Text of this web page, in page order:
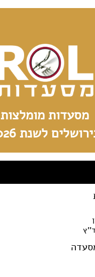
מסעדות מומלצות
לשנת 2026